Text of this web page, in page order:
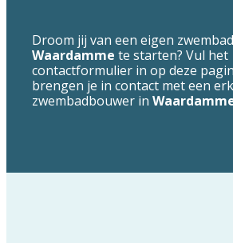
Droom jij van een eigen
Waardamme te starten? Vul het
contactformulier in op deze
brengen je in contact met een
zwembadbouwer in